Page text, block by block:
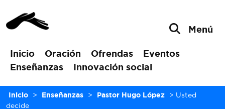
Inicio Oración Ofrendas
Eventos
Enseñanzas
Innovación social
Menú
Inicio > Enseñanzas > Pastor Hugo López > Usted
decide